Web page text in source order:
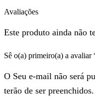
Avaliações
Este produto ainda não
Sê o(a) primeiro(a) a avaliar
O Seu e-mail não será
terão de ser preenchidos.